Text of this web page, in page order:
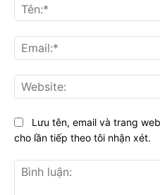
Lưu tên, email và trang
cho lần tiếp theo tôi nhận xét.